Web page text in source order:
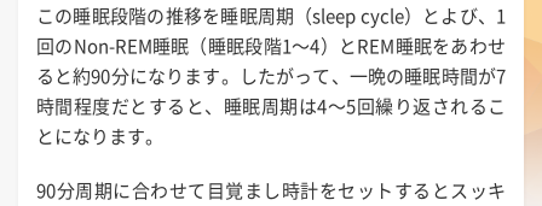
この睡眠段階の推移を睡眠周期（sleep cycle）とよび、1
回のNon-REM睡眠（睡眠段階1～4）とREM睡眠をあわせ
ると約90分になります。したがって、一晩の睡眠時間が7
時間程度だとすると、睡眠周期は4～5回繰り返されるこ
とになります。
90分周期に合わせて目覚まし時計をセットするとスッキ